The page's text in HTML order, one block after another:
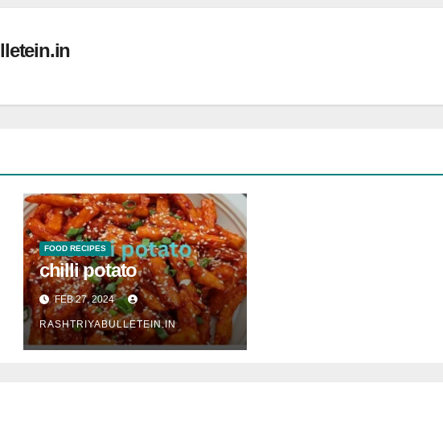
FOOD RECIPES
chilli potato
FEB 27, 2024
RASHTRIYABULLETEIN.IN